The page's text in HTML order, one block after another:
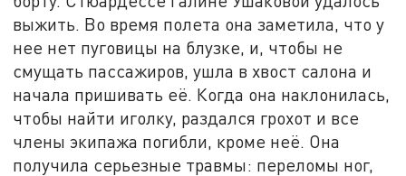
выжить. Во время полета она заметила, что у
нее нет пуговицы на блузке, и, чтобы не
смущать пассажиров, ушла в хвост салона и
начала пришивать её. Когда она наклонилась,
чтобы найти иголку, раздался грохот и все
члены экипажа погибли, кроме неё. Она
получила серьезные травмы: переломы ног,